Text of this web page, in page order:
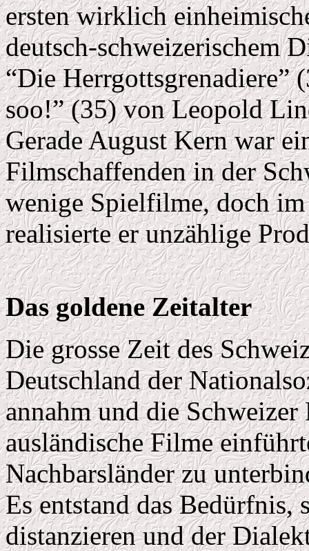
ersten wirklich
deutsch-schweizerischem
“Die Herrgottsgrenadiere”
soo!” (35) von Leopold
Gerade August Kern war
Filmschaffenden in der
wenige Spielfilme, doch
realisierte er unzählige
Das goldene Zeitalter
Die grosse Zeit des
Deutschland der
annahm und die
ausländische Filme
Nachbarsländer zu
Es entstand das Bedürfnis,
distanzieren und der